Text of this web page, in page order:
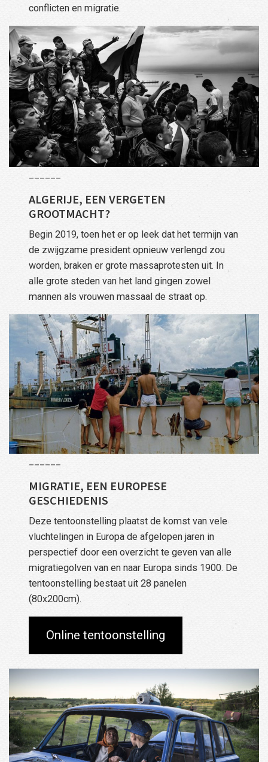
conflicten en migratie.
ALGERIJE, EEN VERGETEN
GROOTMACHT?
Begin 2019, toen het er op leek dat het termijn van
de zwijgzame president opnieuw verlengd zou
worden, braken er grote massaprotesten uit. In
alle grote steden van het land gingen zowel
mannen als vrouwen massaal de straat op.
MIGRATIE, EEN EUROPESE
GESCHIEDENIS
Deze tentoonstelling plaatst de komst van vele
vluchtelingen in Europa de afgelopen jaren in
perspectief door een overzicht te geven van alle
migratiegolven van en naar Europa sinds 1900. De
tentoonstelling bestaat uit 28 panelen
(80x200cm).
Online tentoonstelling